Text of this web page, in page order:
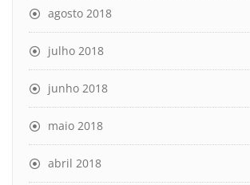
agosto 2018
julho 2018
junho 2018
maio 2018
abril 2018